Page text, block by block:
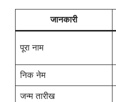
जानकारी
पूरा नाम
निक नेम
जन्म तारीख